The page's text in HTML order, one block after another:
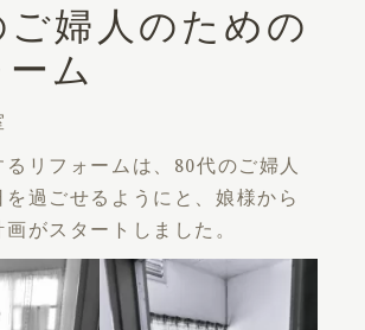
ご婦人のための
ム
リフォームは、80代のご婦人
過ごせるようにと、娘様から
がスタートしました。